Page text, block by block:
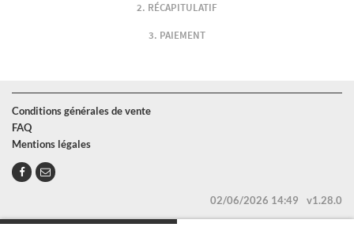
RÉCAPITULATIF
PAIEMENT
Conditions générales de vente
FAQ
Mentions légales
02/06/2026 14:49 v1.28.0